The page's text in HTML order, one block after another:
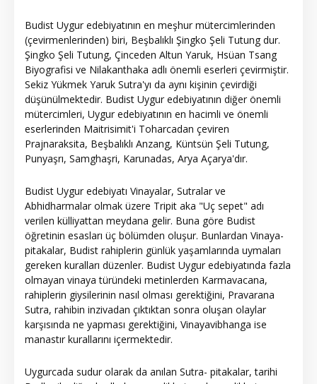
Budist Uygur edebiyatının en meşhur mütercimlerinden
(çevirmenlerinden) biri, Beşbalıklı Şingko Şeli Tutung dur.
Şingko Şeli Tutung, Çinceden Altun Yaruk, Hsüan Tsang
Biyografisi ve Nilakanthaka adlı önemli eserleri çevirmiştir.
Sekiz Yükmek Yaruk Sutra'yı da aynı kişinin çevirdiği
düşünülmektedir. Budist Uygur edebiyatının diğer önemli
mütercimleri, Uygur edebiyatının en hacimli ve önemli
eserlerinden Maitrisimit'i Toharcadan çeviren
Prajnaraksita, Beşbalıklı Anzang, Küntsün Şeli Tutung,
Punyaşrı, Samghaşri, Karunadas, Arya Açarya'dır.
Budist Uygur edebiyatı Vinayalar, Sutralar ve
Abhidharmalar olmak üzere Tripit aka "Uç sepet" adı
verilen külliyattan meydana gelir. Buna göre Budist
öğretinin esasları üç bölümden oluşur. Bunlardan Vinaya-
pitakalar, Budist rahiplerin günlük yaşamlarında uymaları
gereken kuralları düzenler. Budist Uygur edebiyatında fazla
olmayan vinaya türündeki metinlerden Karmavacana,
rahiplerin giysilerinin nasıl olması gerektiğini, Pravarana
Sutra, rahibin inzivadan çıktıktan sonra oluşan olaylar
karşısında ne yapması gerektiğini, Vinayavibhanga ise
manastır kurallarını içermektedir.
Uygurcada sudur olarak da anılan Sutra- pitakalar, tarihi